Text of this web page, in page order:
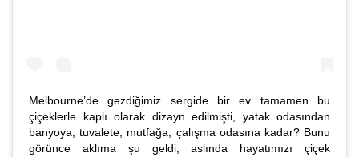
Melbourne’de gezdiğimiz sergide bir ev tamamen bu
çiçeklerle kaplı olarak dizayn edilmişti, yatak odasından
banyoya, tuvalete, mutfağa, çalışma odasına kadar? Bunu
görünce aklıma şu geldi, aslında hayatımızı çiçek